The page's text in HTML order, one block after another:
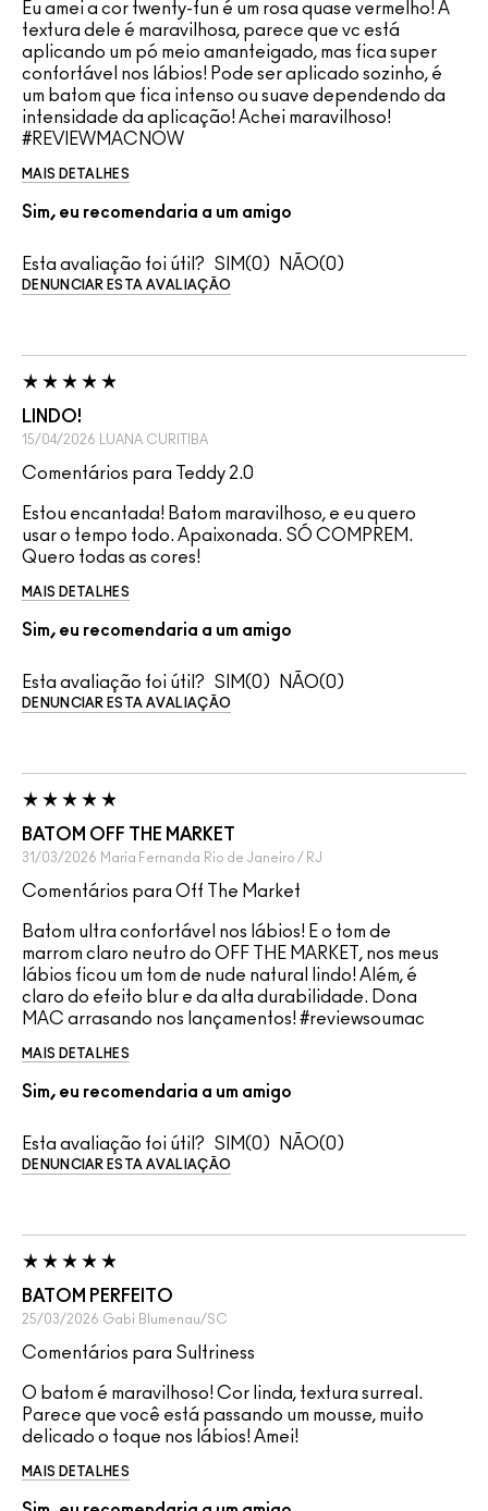
Eu amei a cor twenty-fun é um rosa quase vermelho! A
textura dele é maravilhosa, parece que vc está
aplicando um pó meio amanteigado, mas fica super
confortável nos lábios! Pode ser aplicado sozinho, é
um batom que fica intenso ou suave dependendo da
intensidade da aplicação! Achei maravilhoso!
#REVIEWMACNOW
MAIS DETALHES
Sim, eu recomendaria a um amigo
Esta avaliação foi útil? 0 0
DENUNCIAR ESTA AVALIAÇÃO
LINDO!
15/04/2026 LUANA CURITIBA
Comentários para Teddy 2.0
Estou encantada! Batom maravilhoso, e eu quero
usar o tempo todo. Apaixonada. SÓ COMPREM.
Quero todas as cores!
MAIS DETALHES
Sim, eu recomendaria a um amigo
Esta avaliação foi útil? 0 0
DENUNCIAR ESTA AVALIAÇÃO
BATOM OFF THE MARKET
31/03/2026 Maria Fernanda Rio de Janeiro / RJ
Comentários para Off The Market
Batom ultra confortável nos lábios! E o tom de
marrom claro neutro do OFF THE MARKET, nos meus
lábios ficou um tom de nude natural lindo! Além, é
claro do efeito blur e da alta durabilidade. Dona
MAC arrasando nos lançamentos! #reviewsoumac
MAIS DETALHES
Sim, eu recomendaria a um amigo
Esta avaliação foi útil? 0 0
DENUNCIAR ESTA AVALIAÇÃO
BATOM PERFEITO
25/03/2026 Gabi Blumenau/SC
Comentários para Sultriness
O batom é maravilhoso! Cor linda, textura surreal.
Parece que você está passando um mousse, muito
delicado o toque nos lábios! Amei!
MAIS DETALHES